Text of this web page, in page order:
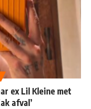
ex Lil Kleine met
afval’